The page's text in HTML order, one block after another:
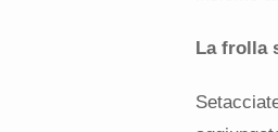
La frolla